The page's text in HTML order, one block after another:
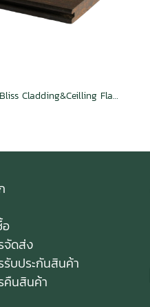
Bamboo Bliss Cladding&Ceilling Flat TG Espresso
จัดส่ง
รับประกันสินค้า
คืนสินค้า